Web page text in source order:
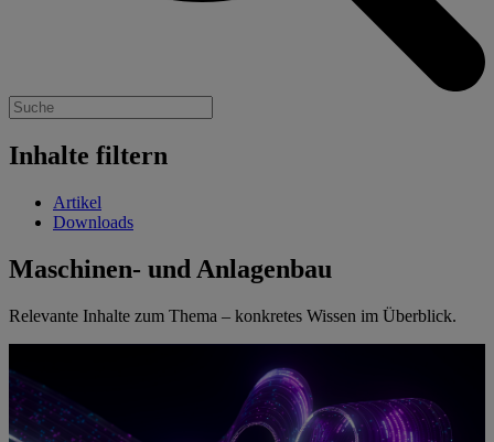
Inhalte filtern
Artikel
Downloads
Maschinen- und Anlagenbau
Relevante Inhalte zum Thema – konkretes Wissen im Überblick.